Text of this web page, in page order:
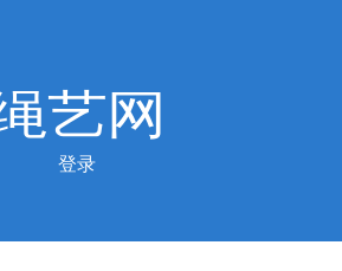
登录